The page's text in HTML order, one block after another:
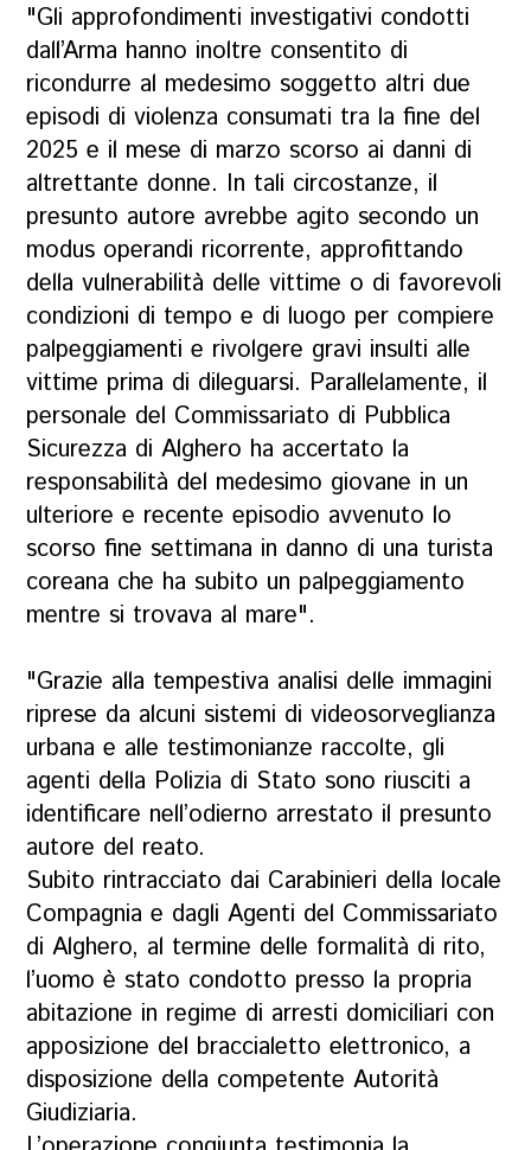
"Gli approfondimenti investigativi condotti
dall’Arma hanno inoltre consentito di
ricondurre al medesimo soggetto altri due
episodi di violenza consumati tra la fine del
2025 e il mese di marzo scorso ai danni di
altrettante donne. In tali circostanze, il
presunto autore avrebbe agito secondo un
modus operandi ricorrente, approfittando
della vulnerabilità delle vittime o di favorevoli
condizioni di tempo e di luogo per compiere
palpeggiamenti e rivolgere gravi insulti alle
vittime prima di dileguarsi. Parallelamente, il
personale del Commissariato di Pubblica
Sicurezza di Alghero ha accertato la
responsabilità del medesimo giovane in un
ulteriore e recente episodio avvenuto lo
scorso fine settimana in danno di una turista
coreana che ha subito un palpeggiamento
mentre si trovava al mare".
"Grazie alla tempestiva analisi delle immagini
riprese da alcuni sistemi di videosorveglianza
urbana e alle testimonianze raccolte, gli
agenti della Polizia di Stato sono riusciti a
identificare nell’odierno arrestato il presunto
autore del reato.
Subito rintracciato dai Carabinieri della locale
Compagnia e dagli Agenti del Commissariato
di Alghero, al termine delle formalità di rito,
l’uomo è stato condotto presso la propria
abitazione in regime di arresti domiciliari con
apposizione del braccialetto elettronico, a
disposizione della competente Autorità
Giudiziaria.